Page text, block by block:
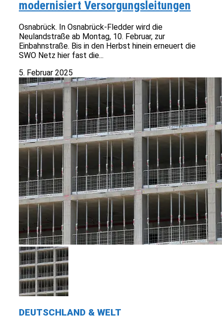
modernisiert Versorgungsleitungen
Osnabrück. In Osnabrück-Fledder wird die
Neulandstraße ab Montag, 10. Februar, zur
Einbahnstraße. Bis in den Herbst hinein erneuert die
SWO Netz hier fast die...
5. Februar 2025
DEUTSCHLAND & WELT